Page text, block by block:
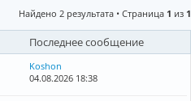
р
Найдено 2 результата • Страница 1 из 1
Последнее сообщение
Koshon
04.08.2026 18:38